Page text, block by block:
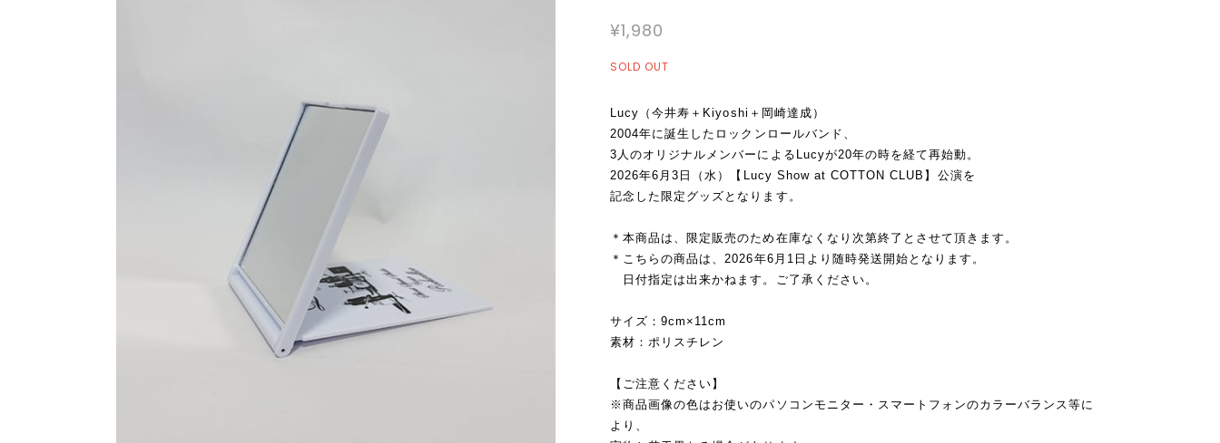
¥1,980
SOLD OUT
Lucy（今井寿＋Kiyoshi＋岡崎達成）
2004年に誕生したロックンロールバンド、
3人のオリジナルメンバーによるLucyが20年の時を経て再始動。
2026年6月3日（水）【Lucy Show at COTTON CLUB】公演を
記念した限定グッズとなります。
＊本商品は、限定販売のため在庫なくなり次第終了とさせて頂きます。
＊こちらの商品は、2026年6月1日より随時発送開始となります。
日付指定は出来かねます。ご了承ください。
サイズ：9cm×11cm
素材：ポリスチレン
【ご注意ください】
※商品画像の色はお使いのパソコンモニター・スマートフォンのカラーバランス等に
より、